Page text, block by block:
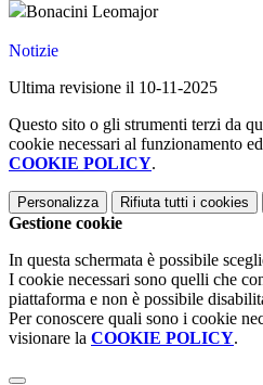
Notizie
Ultima revisione il 10-11-2025
Questo sito o gli strumenti terzi da
cookie necessari al funzionamento
COOKIE POLICY.
Personalizza Rifiuta tutti i cookies
Gestione cookie
In questa schermata è possibile
I cookie necessari sono quelli che
piattaforma e non è possibile
Per conoscere quali sono i cookie
visionare la COOKIE POLICY.